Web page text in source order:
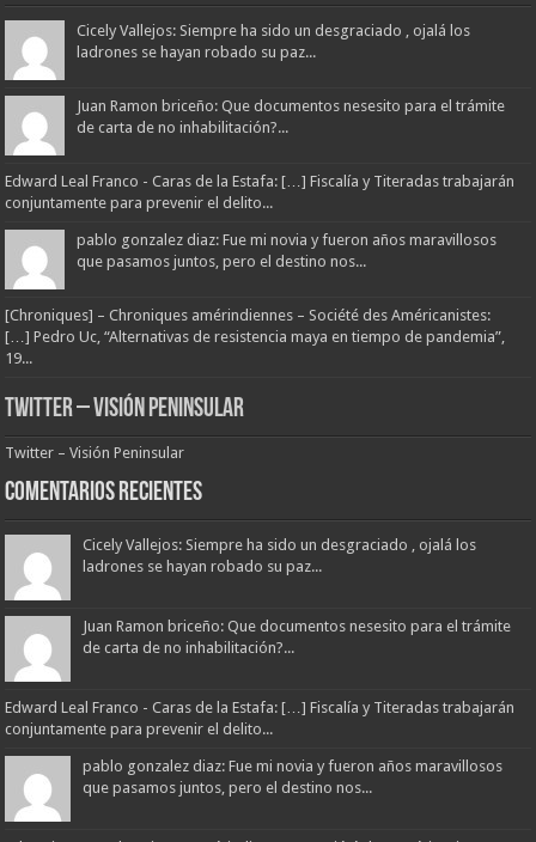
Cicely Vallejos: Siempre ha sido un desgraciado , ojalá los
ladrones se hayan robado su paz...
Juan Ramon briceño: Que documentos nesesito para el trámite
de carta de no inhabilitación?...
Edward Leal Franco - Caras de la Estafa: […] Fiscalía y Titeradas trabajarán
conjuntamente para prevenir el delito...
pablo gonzalez diaz: Fue mi novia y fueron años maravillosos
que pasamos juntos, pero el destino nos...
[Chroniques] – Chroniques amérindiennes – Société des Américanistes:
[…] Pedro Uc, “Alternativas de resistencia maya en tiempo de pandemia”,
19...
Twitter – Visión Peninsular
Twitter – Visión Peninsular
Comentarios Recientes
Cicely Vallejos: Siempre ha sido un desgraciado , ojalá los
ladrones se hayan robado su paz...
Juan Ramon briceño: Que documentos nesesito para el trámite
de carta de no inhabilitación?...
Edward Leal Franco - Caras de la Estafa: […] Fiscalía y Titeradas trabajarán
conjuntamente para prevenir el delito...
pablo gonzalez diaz: Fue mi novia y fueron años maravillosos
que pasamos juntos, pero el destino nos...